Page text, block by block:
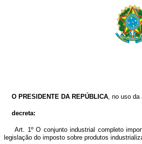
O PRESIDENTE DA REPÚBLICA, no uso da
decreta:
Art. 1º O conjunto industrial completo
legislação do imposto sobre produtos